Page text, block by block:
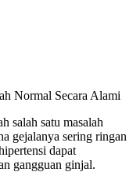
Normal Secara Alami
salah satu masalah
gejalanya sering ringan
dapat
gangguan ginjal.